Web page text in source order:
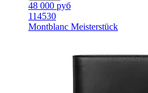
48 000 руб
114530
Montblanc Meisterstück